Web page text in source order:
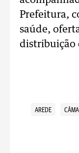
Prefeitura,
saúde,
distribuição
AREDE